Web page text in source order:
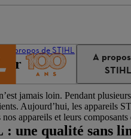
A
STIHL
À propos de STIHL Réseau
jamais loin. Pendant
Aujourd’hui, les appareils
appareils et leurs
une qualité sans